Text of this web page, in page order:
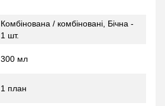
Комбінована / комбіновані, Бічна -
1 шт.
300 мл
1 план